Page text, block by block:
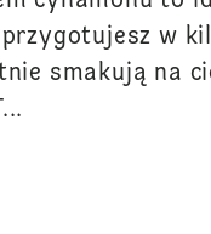
przygotujesz w
smakują na